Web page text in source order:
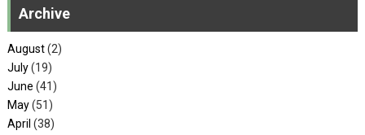
Archive
August(2)
July(19)
June (41)
May(51)
April (38)